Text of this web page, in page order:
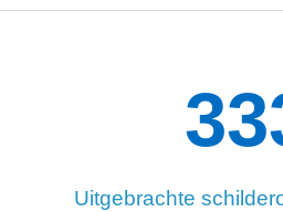
Uitgebrachte